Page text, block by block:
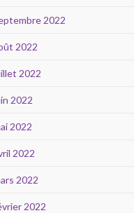
2022
2022
2022
2022
2022
2022
2022
2022